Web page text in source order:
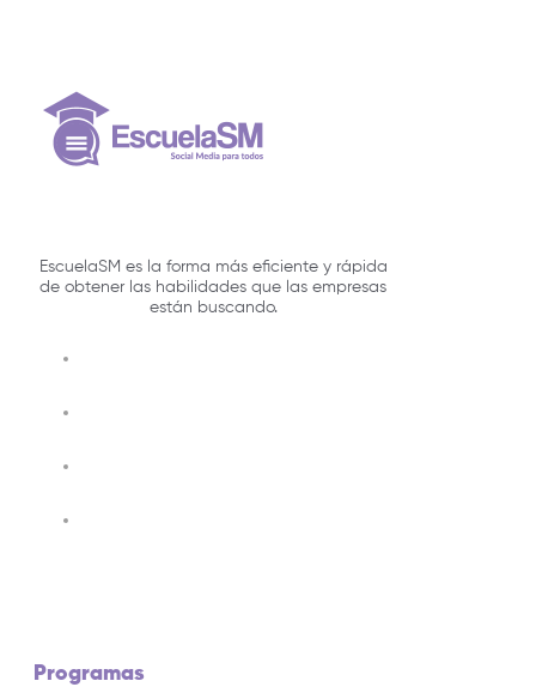
EscuelaSM es la forma más eficiente y rápida
de obtener las habilidades que las empresas
están buscando.
Programas